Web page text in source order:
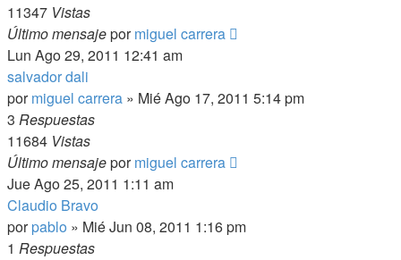
11347 Vistas
Último mensajepormiguel carrera
Lun Ago 29, 2011 12:41 am
salvador dali
pormiguel carrera » Mié Ago 17, 2011 5:14 pm
3 Respuestas
11684 Vistas
Último mensajepormiguel carrera
Jue Ago 25, 2011 1:11 am
Claudio Bravo
porpablo » Mié Jun 08, 2011 1:16 pm
1 Respuestas